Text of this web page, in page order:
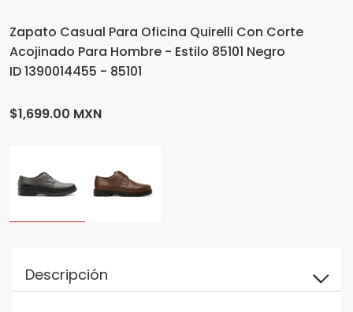
Zapato Casual Para Oficina Quirelli Con Corte
Acojinado Para Hombre - Estilo 85101 Negro
ID 1390014455 - 85101
$1,699.00 MXN
Descripción